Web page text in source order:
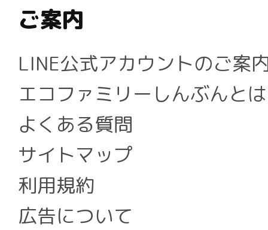
ご案内
LINE公式アカウントのご案
エコファミリーしんぶんとは
よくある質問
サイトマップ
利用規約
広告について